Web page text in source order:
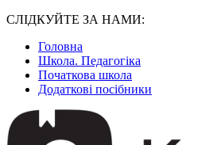
СЛІДКУЙТЕ ЗА НАМИ:
Головна
Школа. Педагогіка
Початкова школа
Додаткові посібники